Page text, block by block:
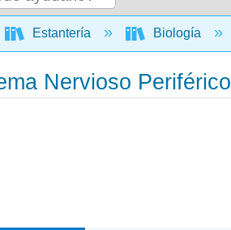
jerarquía global
Estantería Biología
Nervioso Periférico